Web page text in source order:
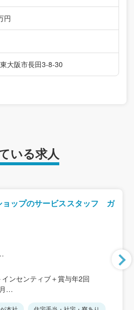
円
大阪市長田3-8-30
いる求人
ョップのサービススタッフ ガ
異動の可能性あり
ません
より徒歩15分
ンセンティブ＋賞与年2回